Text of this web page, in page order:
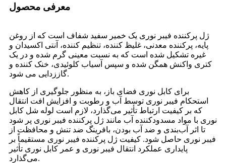
معرفی محصول
ژل پرکننده فیبر نوری یک خمیر سفید شفاف است که از روغن
پایه، پرکننده معدنی، غلیظ کننده، تنظیم کننده، آنتی اکسیدان و
غیره تشکیل شده است که به نسبت معینی گرم شده و در یک
کتری واکنش همگن شده و سپس آسیاب کلوئیدی، خنک کننده و
گاززدایی می شود.
برای کابل نوری فضای باز، به منظور جلوگیری از کاهش
استحکام فیبر نوری توسط آب و رطوبت و افزایش افت انتقال
که بر کیفیت ارتباط تأثیر می‌گذارد، لازم است لوله شل کابل
نوری با مواد مسدودکننده آب مانند ژل پرکننده فیبر نوری پر شود
تا اثر آب‌بندی و ضد آب بودن، بافرینگ ضد تنش و محافظت از
فیبر نوری حاصل شود. کیفیت ژل پرکننده فیبر نوری مستقیماً بر
پایداری عملکرد انتقال فیبر نوری و عمر کابل نوری تأثیر
می‌گذارد.